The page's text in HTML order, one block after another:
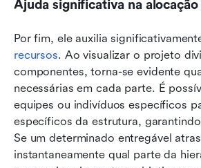
Ajuda significativa na
Por fim, ele auxilia
recursos. Ao visualizar o projeto
componentes, torna-se evidente
necessárias em cada parte. É
equipes ou indivíduos específicos
específicos da estrutura,
Se um determinado entregável
instantaneamente qual parte da